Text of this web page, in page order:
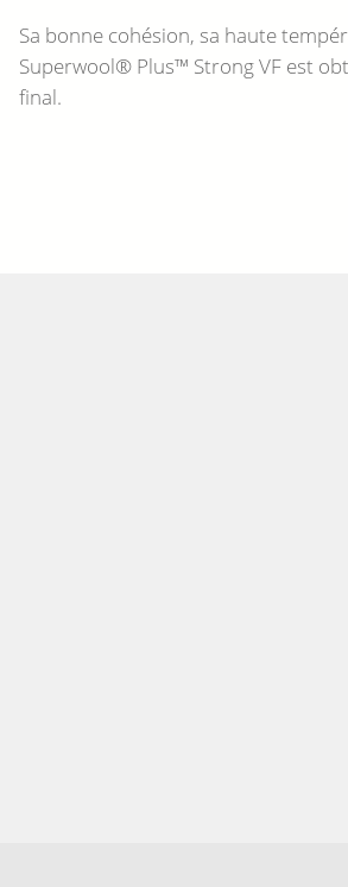
Sa bonne cohésion, sa haute
Superwool® Plus™ Strong VF est
final.